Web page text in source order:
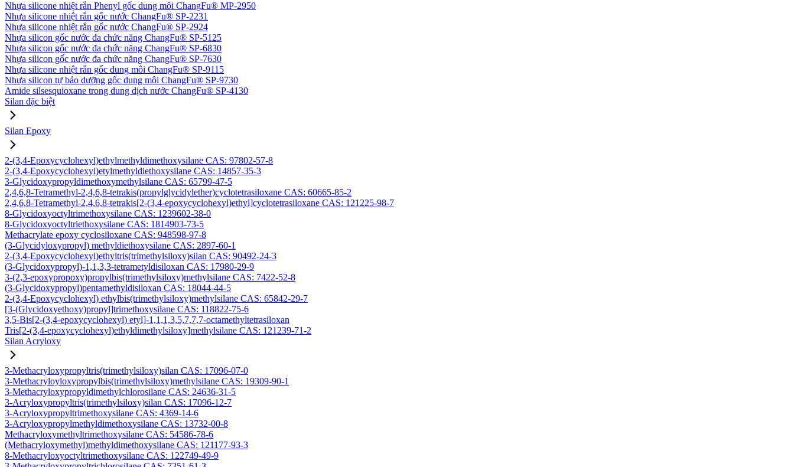
Nhựa silicone nhiệt rắn Phenyl gốc dung môi ChangFu® MP-2950
Nhựa silicone nhiệt rắn gốc nước ChangFu® SP-2231
Nhựa silicone nhiệt rắn gốc nước ChangFu® SP-2924
Nhựa silicon gốc nước đa chức năng ChangFu® SP-5125
Nhựa silicon gốc nước đa chức năng ChangFu® SP-6830
Nhựa silicon gốc nước đa chức năng ChangFu® SP-7630
Nhựa silicone nhiệt rắn gốc dung môi ChangFu® SP-9115
Nhựa silicon tự bảo dưỡng gốc dung môi ChangFu® SP-9730
Amide silsesquioxane trong dung dịch nước ChangFu® SP-4130
Silan đặc biệt
Silan Epoxy
2-(3,4-Epoxycyclohexyl)ethylmethyldimethoxysilane CAS: 97802-57-8
2-(3,4-Epoxycyclohexyl)etylmethyldiethoxysilane CAS: 14857-35-3
3-Glycidoxypropyldimethoxymethylsilane CAS: 65799-47-5
2,4,6,8-Tetramethyl-2,4,6,8-tetrakis(propylglycidylether)cyclotetrasiloxane CAS: 60665-85-2
2,4,6,8-Tetramethyl-2,4,6,8-tetrakis[2-(3,4-epoxycyclohexyl)ethyl]cyclotetrasiloxane CAS: 121225-98-7
8-Glycidoxyoctyltrimethoxysilane CAS: 1239602-38-0
8-Glycidoxyoctyltriethoxysilane CAS: 1814903-73-5
Methacrylate epoxy cyclosiloxane CAS: 948598-97-8
(3-Glycidyloxypropyl) methyldiethoxysilane CAS: 2897-60-1
2-(3,4-Epoxycyclohexyl)ethyltris(trimethylsiloxy)silan CAS: 90492-24-3
(3-Glycidoxypropyl)-1,1,3,3-tetrametyldisiloxan CAS: 17980-29-9
3-(2,3-epoxypropoxy)propylbis(trimethylsiloxy)methylsilane CAS: 7422-52-8
(3-Glycidoxypropyl)pentamethyldisiloxan CAS: 18044-44-5
2-(3,4-Epoxycyclohexyl) ethylbis(trimethylsiloxy)methylsilane CAS: 65842-29-7
[3-(Glycidoxyethoxy)propyl]trimethoxysilane CAS: 118822-75-6
3,5-Bis[2-(3,4-epoxycyclohexyl) etyl]-1,1,1,3,5,7,7,7-octamethyltetrasiloxan
Tris[2-(3,4-epoxycyclohexyl)ethyldimethylsiloxy]methylsilane CAS: 121239-71-2
Silan Acryloxy
3-Methacryloxypropyltris(trimethylsiloxy)silan CAS: 17096-07-0
3-Methacryloyloxypropylbis(trimethylsiloxy)methylsilane CAS: 19309-90-1
3-Methacryloxypropyldimethylchlorosilane CAS: 24636-31-5
3-Acryloxypropyltris(trimethylsiloxy)silan CAS: 17096-12-7
3-Acryloxypropyltrimethoxysilane CAS: 4369-14-6
3-Acryloxypropylmethyldimethoxysilane CAS: 13732-00-8
Methacryloxymethyltrimethoxysilane CAS: 54586-78-6
(Methacryloxymethyl)methyldimethoxysilane CAS: 121177-93-3
8-Methacryloxyoctyltrimethoxysilane CAS: 122749-49-9